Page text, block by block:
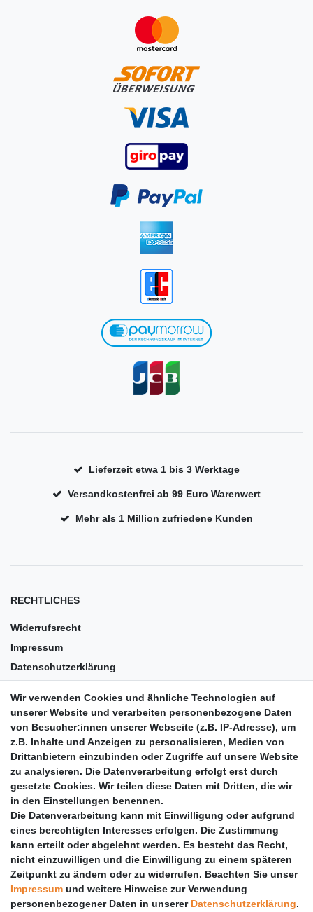
Lieferzeit etwa 1 bis 3 Werktage
Versandkostenfrei ab 99 Euro Warenwert
Mehr als 1 Million zufriedene Kunden
RECHTLICHES
Widerrufsrecht
Impressum
Datenschutzerklärung
Barrierefreiheit
Anleitungen
Vertrag widerrufen
PARTNER
DHL
GLS
PaketPLUS
SPONSORING
Wir verwenden Cookies und ähnliche Technologien auf
unserer Website und verarbeiten personenbezogene Daten
von Besucher:innen unserer Webseite (z.B. IP-Adresse), um
z.B. Inhalte und Anzeigen zu personalisieren, Medien von
Drittanbietern einzubinden oder Zugriffe auf unsere Website
zu analysieren. Die Datenverarbeitung erfolgt erst durch
gesetzte Cookies. Wir teilen diese Daten mit Dritten, die wir
in den Einstellungen benennen.
Die Datenverarbeitung kann mit Einwilligung oder aufgrund
eines berechtigten Interesses erfolgen. Die Zustimmung
kann erteilt oder abgelehnt werden. Es besteht das Recht,
nicht einzuwilligen und die Einwilligung zu einem späteren
Zeitpunkt zu ändern oder zu widerrufen. Beachten Sie unser
Impressum und weitere Hinweise zur Verwendung
personenbezogener Daten in unserer Daten­schutz­erklärung.